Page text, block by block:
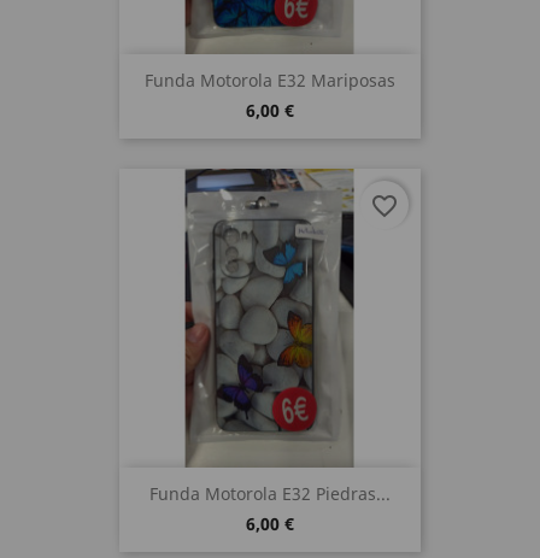
Funda Motorola E32 Mariposas
6,00 €
Funda Motorola E32 Piedras...
6,00 €
favorite_border